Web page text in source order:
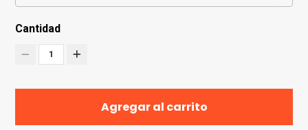
Cantidad
1
Agregar al carrito